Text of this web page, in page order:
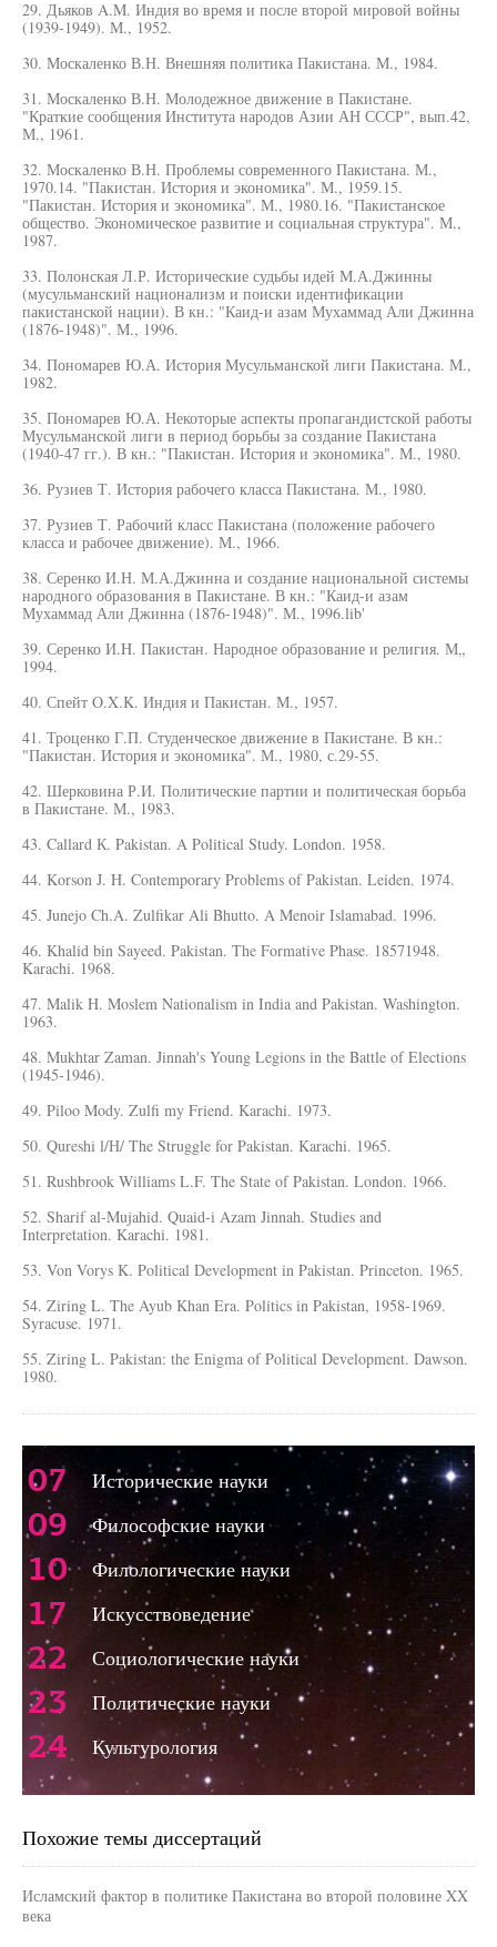
29. Дьяков A.M. Индия во время и после второй мировой войны
(1939-1949). М., 1952.
30. Москаленко В.Н. Внешняя политика Пакистана. М., 1984.
31. Москаленко В.Н. Молодежное движение в Пакистане.
"Краткие сообщения Института народов Азии АН СССР", вып.42,
М., 1961.
32. Москаленко В.Н. Проблемы современного Пакистана. М.,
1970.14. "Пакистан. История и экономика". М., 1959.15.
"Пакистан. История и экономика". М., 1980.16. "Пакистанское
общество. Экономическое развитие и социальная структура". М.,
1987.
33. Полонская Л.Р. Исторические судьбы идей М.А.Джинны
(мусульманский национализм и поиски идентификации
пакистанской нации). В кн.: "Каид-и азам Мухаммад Али Джинна
(1876-1948)". М., 1996.
34. Пономарев Ю.А. История Мусульманской лиги Пакистана. М.,
1982.
35. Пономарев Ю.А. Некоторые аспекты пропагандистской работы
Мусульманской лиги в период борьбы за создание Пакистана
(1940-47 гг.). В кн.: "Пакистан. История и экономика". М., 1980.
36. Рузиев Т. История рабочего класса Пакистана. М., 1980.
37. Рузиев Т. Рабочий класс Пакистана (положение рабочего
класса и рабочее движение). М., 1966.
38. Серенко И.Н. М.А.Джинна и создание национальной системы
народного образования в Пакистане. В кн.: "Каид-и азам
Мухаммад Али Джинна (1876-1948)". М., 1996.lib'
39. Серенко И.H. Пакистан. Народное образование и религия. М„
1994.
40. Спейт O.X.K. Индия и Пакистан. М., 1957.
41. Троценко Г.П. Студенческое движение в Пакистане. В кн.:
"Пакистан. История и экономика". М., 1980, с.29-55.
42. Шерковина Р.И. Политические партии и политическая борьба
в Пакистане. М., 1983.
43. Callard К. Pakistan. A Political Study. London. 1958.
44. Korson J. H. Contemporary Problems of Pakistan. Leiden. 1974.
45. Junejo Ch.A. Zulfikar Ali Bhutto. A Menoir Islamabad. 1996.
46. Khalid bin Sayeed. Pakistan. The Formative Phase. 18571948.
Karachi. 1968.
47. Malik H. Moslem Nationalism in India and Pakistan. Washington.
1963.
48. Mukhtar Zaman. Jinnah's Young Legions in the Battle of Elections
(1945-1946).
49. Piloo Mody. Zulfi my Friend. Karachi. 1973.
50. Qureshi l/Н/ The Struggle for Pakistan. Karachi. 1965.
51. Rushbrook Williams L.F. The State of Pakistan. London. 1966.
52. Sharif al-Mujahid. Quaid-i Azam Jinnah. Studies and
Interpretation. Karachi. 1981.
53. Von Vorys K. Political Development in Pakistan. Princeton. 1965.
54. Ziring L. The Ayub Khan Era. Politics in Pakistan, 1958-1969.
Syracuse. 1971.
55. Ziring L. Pakistan: the Enigma of Political Development. Dawson.
1980.
07 Исторические науки
09 Философские науки
10 Филологические науки
17 Искусствоведение
22 Социологические науки
23 Политические науки
24 Культурология
Похожие темы диссертаций
Исламский фактор в политике Пакистана во второй половине XX
века